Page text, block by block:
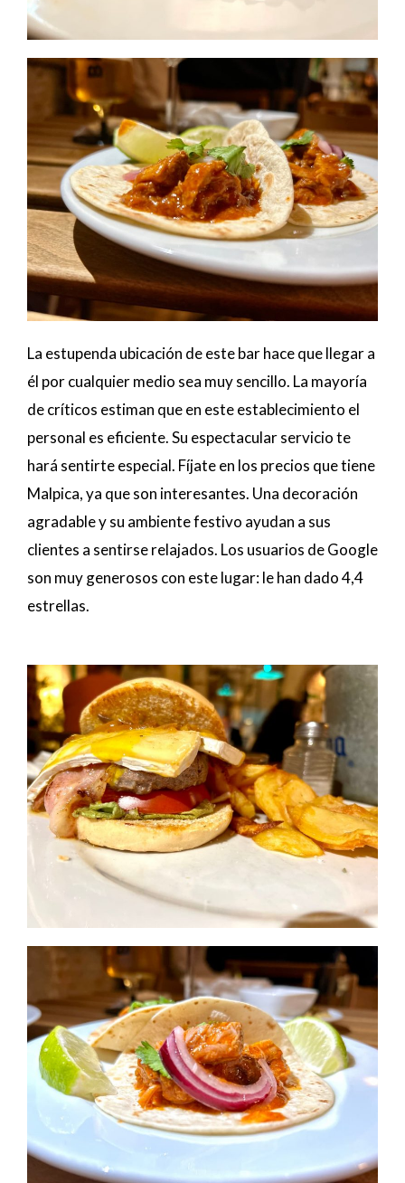
La estupenda ubicación de este bar hace que llegar a
él por cualquier medio sea muy sencillo. La mayoría
de críticos estiman que en este establecimiento el
personal es eficiente. Su espectacular servicio te
hará sentirte especial. Fíjate en los precios que tiene
Malpica, ya que son interesantes. Una decoración
agradable y su ambiente festivo ayudan a sus
clientes a sentirse relajados. Los usuarios de Google
son muy generosos con este lugar: le han dado 4,4
estrellas.